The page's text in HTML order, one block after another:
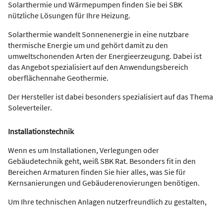
Solarthermie und Wärmepumpen finden Sie bei SBK
nützliche Lösungen für Ihre Heizung.
Solarthermie wandelt Sonnenenergie in eine nutzbare
thermische Energie um und gehört damit zu den
umweltschonenden Arten der Energieerzeugung. Dabei ist
das Angebot spezialisiert auf den Anwendungsbereich
oberflächennahe Geothermie.
Der Hersteller ist dabei besonders spezialisiert auf das Thema
Soleverteiler.
Installationstechnik
Wenn es um Installationen, Verlegungen oder
Gebäudetechnik geht, weiß SBK Rat. Besonders fit in den
Bereichen Armaturen finden Sie hier alles, was Sie für
Kernsanierungen und Gebäuderenovierungen benötigen.
Um Ihre technischen Anlagen nutzerfreundlich zu gestalten,